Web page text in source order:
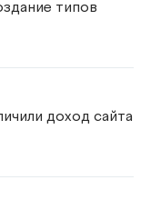
типов
доход сайта